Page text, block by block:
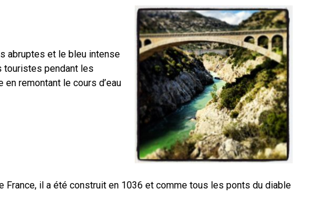
abruptes et le bleu intense
touristes pendant les
remontant le cours d’eau
il a été construit en 1036 et comme tous les ponts du diable